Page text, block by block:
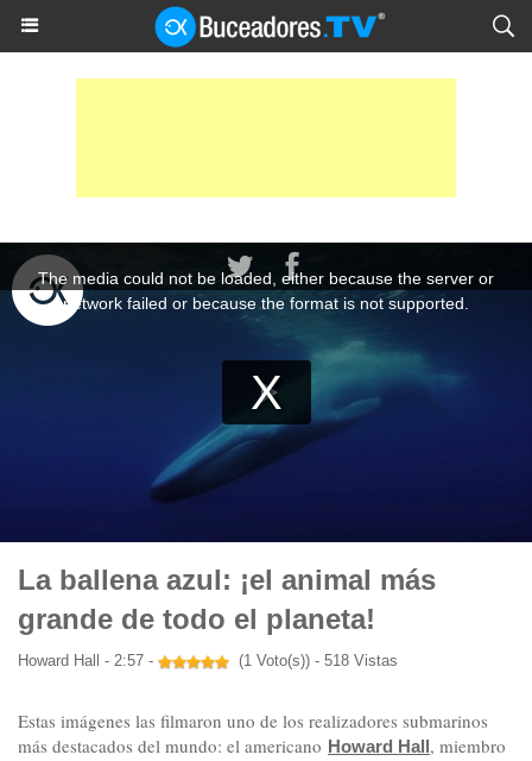
La ballena azul: ¡el animal más
grande de todo el planeta!
Howard Hall - 2:57 - (1 Voto(s)) - 518 Vistas
Estas imágenes las filmaron uno de los realizadores submarinos
más destacados del mundo: el americano Howard Hall, miembro